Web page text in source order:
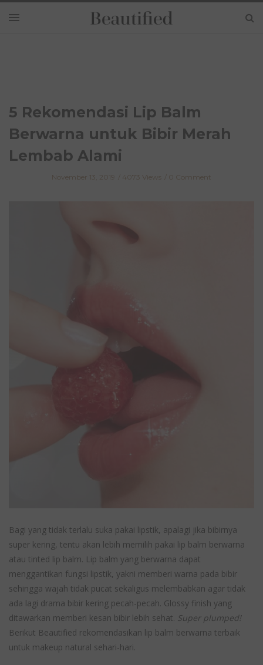
5 Rekomendasi Lip Balm
Berwarna untuk Bibir Merah
Lembab Alami
November 13, 2019 4073 Views 0 Comment
Bagi yang tidak terlalu suka pakai lipstik, apalagi jika bibirnya
super kering, tentu akan lebih memilih pakai lip balm berwarna
atau tinted lip balm. Lip balm yang berwarna dapat
menggantikan fungsi lipstik, yakni memberi warna pada bibir
sehingga wajah tidak pucat sekaligus melembabkan agar tidak
ada lagi drama bibir kering pecah-pecah. Glossy finish yang
ditawarkan memberi kesan bibir lebih sehat. Super plumped!
Berikut Beautified rekomendasikan lip balm berwarna terbaik
untuk makeup natural sehari-hari.